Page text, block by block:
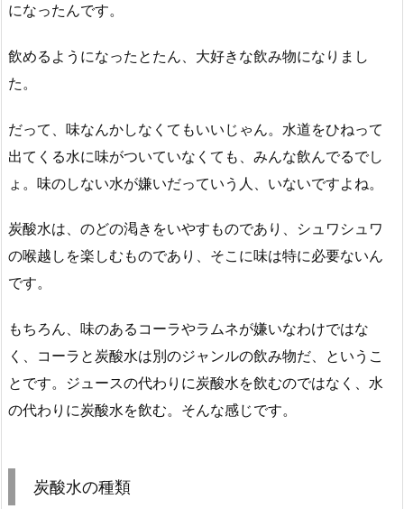
になったんです。
飲めるようになったとたん、大好きな飲み物になりまし
た。
だって、味なんかしなくてもいいじゃん。水道をひねって
出てくる水に味がついていなくても、みんな飲んでるでし
ょ。味のしない水が嫌いだっていう人、いないですよね。
炭酸水は、のどの渇きをいやすものであり、シュワシュワ
の喉越しを楽しむものであり、そこに味は特に必要ないん
です。
もちろん、味のあるコーラやラムネが嫌いなわけではな
く、コーラと炭酸水は別のジャンルの飲み物だ、というこ
とです。ジュースの代わりに炭酸水を飲むのではなく、水
の代わりに炭酸水を飲む。そんな感じです。
炭酸水の種類